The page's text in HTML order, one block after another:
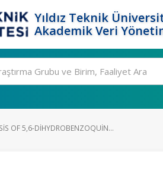
Yıldız Teknik
Akademik Veri
OF 5,6-DIHYDROBENZOQUIN...